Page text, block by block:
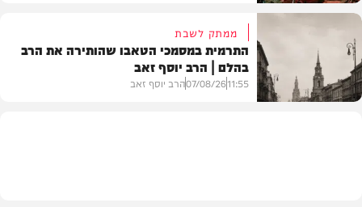
דעות
ממתק לשבת
התרמית במסמכי הטאבו שהותירה את הרב
בהלם | הרב יוסף זאב
11:55
07/08/26הרב יוסף זאב